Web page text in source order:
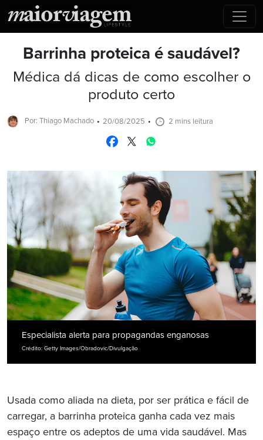
Barrinha proteica é saudável?
Médica dá dicas de como escolher o
produto certo
Por: Thiago Machado 20/08/2025 2 mins leitura
Especialista alerta para propagandas enganosas
Crédito: Getty Images/Obradovic/Divulgação
Usada como aliada na dieta, por ser prática e fácil de
carregar, a barrinha proteica ganha cada vez mais
espaço entre os adeptos de uma vida saudável. Mas